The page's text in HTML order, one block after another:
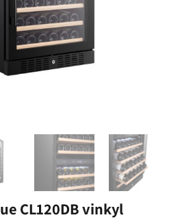
CL120DB vinkyl